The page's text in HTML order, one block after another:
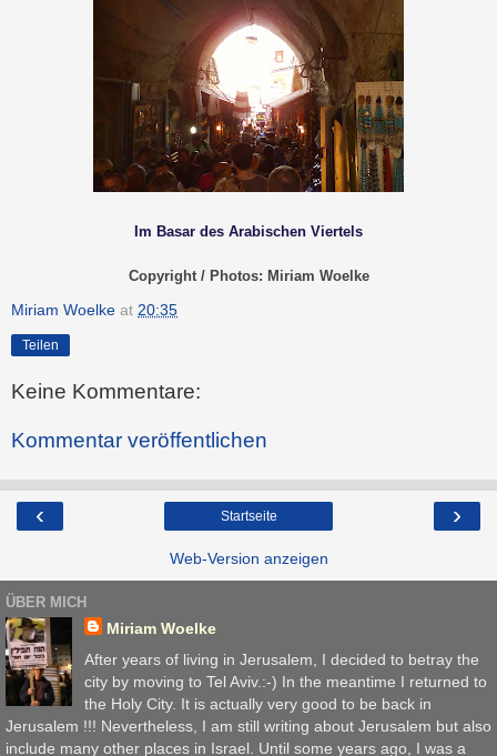
Im Basar des Arabischen Viertels
Copyright / Photos: Miriam Woelke
Miriam Woelke at 20:35
Teilen
Keine Kommentare:
Kommentar veröffentlichen
‹ ›
Startseite
Web-Version anzeigen
ÜBER MICH
Miriam Woelke
After years of living in Jerusalem, I decided to betray the
city by moving to Tel Aviv.:-) In the meantime I returned to
the Holy City. It is actually very good to be back in
Jerusalem !!! Nevertheless, I am still writing about Jerusalem but also
include many other places in Israel. Until some years ago, I was a